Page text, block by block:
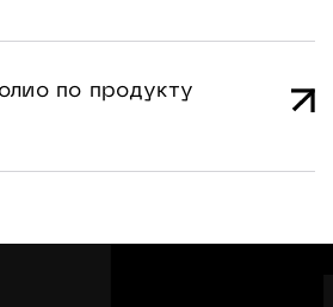
по продукту